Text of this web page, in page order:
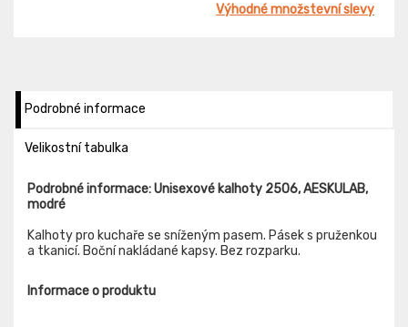
Výhodné množstevní slevy
Podrobné informace
Velikostní tabulka
Podrobné informace: Unisexové kalhoty 2506, AESKULAB,
modré
Kalhoty pro kuchaře se sníženým pasem. Pásek s pruženkou
a tkanicí. Boční nakládané kapsy. Bez rozparku.
Informace o produktu